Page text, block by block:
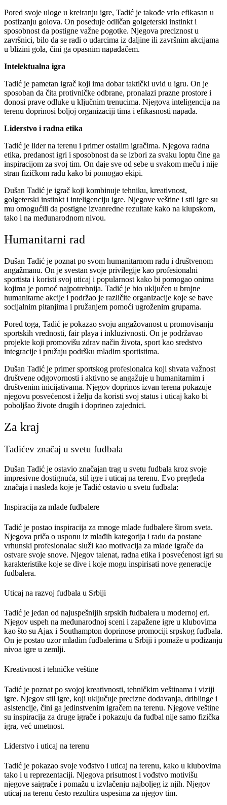
Pored svoje uloge u kreiranju igre, Tadić je takođe vrlo efikasan u
postizanju golova. On poseduje odličan golgeterski instinkt i
sposobnost da postigne važne pogotke. Njegova preciznost u
završnici, bilo da se radi o udarcima iz daljine ili završnim akcijama
u blizini gola, čini ga opasnim napadačem.
Intelektualna igra
Tadić je pametan igrač koji ima dobar taktički uvid u igru. On je
sposoban da čita protivničke odbrane, pronalazi prazne prostore i
donosi prave odluke u ključnim trenucima. Njegova inteligencija na
terenu doprinosi boljoj organizaciji tima i efikasnosti napada.
Liderstvo i radna etika
Tadić je lider na terenu i primer ostalim igračima. Njegova radna
etika, predanost igri i sposobnost da se izbori za svaku loptu čine ga
inspiracijom za svoj tim. On daje sve od sebe u svakom meču i nije
stran fizičkom radu kako bi pomogao ekipi.
Dušan Tadić je igrač koji kombinuje tehniku, kreativnost,
golgeterski instinkt i inteligenciju igre. Njegove veštine i stil igre su
mu omogućili da postigne izvanredne rezultate kako na klupskom,
tako i na međunarodnom nivou.
Humanitarni rad
Dušan Tadić je poznat po svom humanitarnom radu i društvenom
angažmanu. On je svestan svoje privilegije kao profesionalni
sportista i koristi svoj uticaj i popularnost kako bi pomogao onima
kojima je pomoć najpotrebnija. Tadić je bio uključen u brojne
humanitarne akcije i podržao je različite organizacije koje se bave
socijalnim pitanjima i pružanjem pomoći ugroženim grupama.
Pored toga, Tadić je pokazao svoju angažovanost u promovisanju
sportskih vrednosti, fair playa i inkluzivnosti. On je podržavao
projekte koji promovišu zdrav način života, sport kao sredstvo
integracije i pružaju podršku mladim sportistima.
Dušan Tadić je primer sportskog profesionalca koji shvata važnost
društvene odgovornosti i aktivno se angažuje u humanitarnim i
društvenim inicijativama. Njegov doprinos izvan terena pokazuje
njegovu posvećenost i želju da koristi svoj status i uticaj kako bi
poboljšao živote drugih i doprineo zajednici.
Za kraj
Tadićev značaj u svetu fudbala
Dušan Tadić je ostavio značajan trag u svetu fudbala kroz svoje
impresivne dostignuća, stil igre i uticaj na terenu. Evo pregleda
značaja i nasleđa koje je Tadić ostavio u svetu fudbala:
Inspiracija za mlade fudbalere
Tadić je postao inspiracija za mnoge mlade fudbalere širom sveta.
Njegova priča o usponu iz mlađih kategorija i radu da postane
vrhunski profesionalac služi kao motivacija za mlade igrače da
ostvare svoje snove. Njegov talenat, radna etika i posvećenost igri su
karakteristike koje se dive i koje mogu inspirisati nove generacije
fudbalera.
Uticaj na razvoj fudbala u Srbiji
Tadić je jedan od najuspešnijih srpskih fudbalera u modernoj eri.
Njegov uspeh na međunarodnoj sceni i zapažene igre u klubovima
kao što su Ajax i Southampton doprinose promociji srpskog fudbala.
On je postao uzor mladim fudbalerima u Srbiji i pomaže u podizanju
nivoa igre u zemlji.
Kreativnost i tehničke veštine
Tadić je poznat po svojoj kreativnosti, tehničkim veštinama i viziji
igre. Njegov stil igre, koji uključuje precizne dodavanja, driblinge i
asistencije, čini ga jedinstvenim igračem na terenu. Njegove veštine
su inspiracija za druge igrače i pokazuju da fudbal nije samo fizička
igra, već umetnost.
Liderstvo i uticaj na terenu
Tadić je pokazao svoje vođstvo i uticaj na terenu, kako u klubovima
tako i u reprezentaciji. Njegova prisutnost i vođstvo motivišu
njegove saigrače i pomažu u izvlačenju najboljeg iz njih. Njegov
uticaj na terenu često rezultira uspesima za njegov tim.